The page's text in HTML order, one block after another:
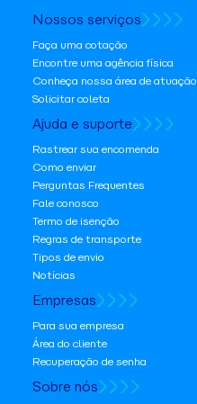
Nossos serviços
Faça uma cotação
Encontre uma agência física
Conheça nossa área de atuação
Solicitar coleta
Ajuda e suporte
Rastrear sua encomenda
Como enviar
Perguntas Frequentes
Fale conosco
Termo de isenção
Regras de transporte
Tipos de envio
Notícias
Empresas
Para sua empresa
Área do cliente
Recuperação de senha
Sobre nós